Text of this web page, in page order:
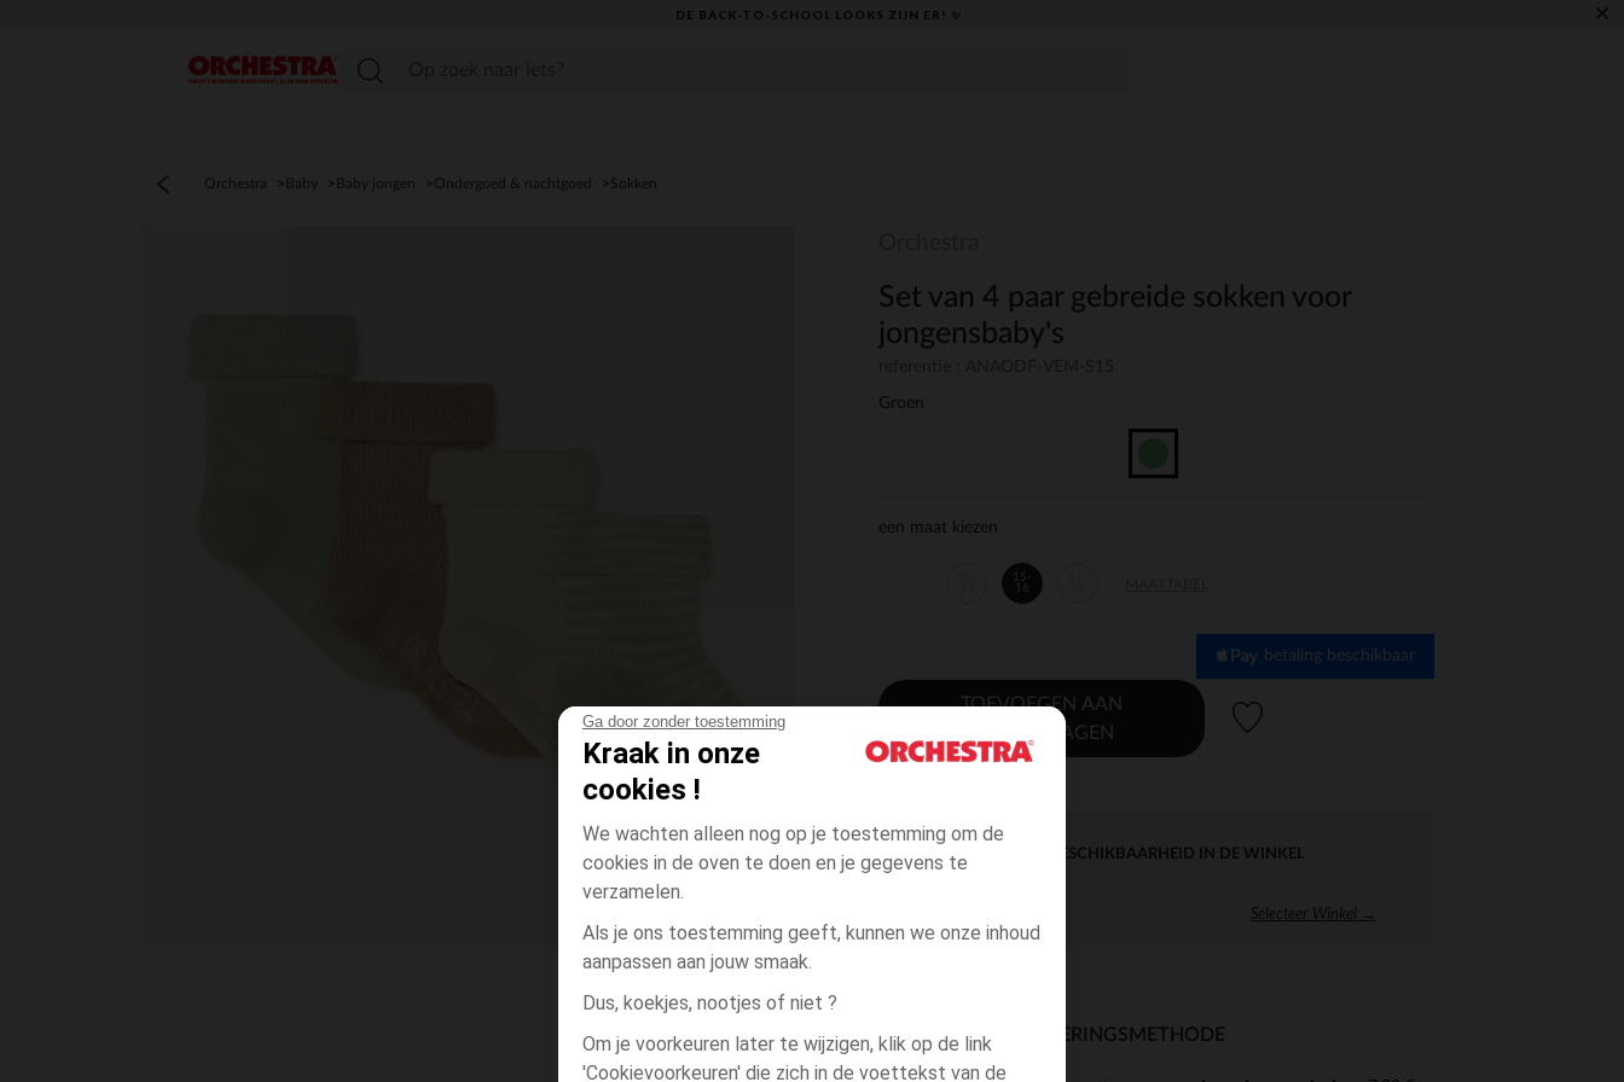
Ga door zonder toestemming
Kraak in onze
cookies !
We wachten alleen nog op je toestemming om de
cookies in de oven te doen en je gegevens te
verzamelen.
Als je ons toestemming geeft, kunnen we onze inhoud
aanpassen aan jouw smaak.
Dus, koekjes, nootjes of niet ?
Om je voorkeuren later te wijzigen, klik op de link
'Cookievoorkeuren' die zich in de voettekst van de
DE BACK-TO-SCHOOL LOOKS ZIJN ER! ✨ ×
menu
Orchestra Baby Baby jongen Ondergoed & nachtgoed Sokken
Set van 4 paar gebreide sokken voor
jongensbaby's
Groen
een maat kiezen
15-
16
betaling beschikbaar
TOEVOEGEN AAN
WINKELWAGEN
DIRECTE BESCHIKBAARHEID IN DE WINKEL
Selecteer Winkel →
BESCHIKBAARE LEVERINGSMETHODE